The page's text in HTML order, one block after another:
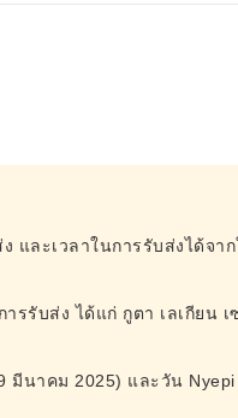
ละเวลาในการรับส่งได้จา
รรับส่ง ได้แก่ กูตา เลเกียน
มีนาคม 2025) และวัน Nyepi